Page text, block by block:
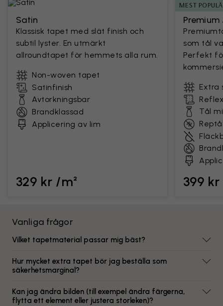
Satin
Klassisk tapet med slät finish och
subtil lyster. En utmärkt
allroundtapet för hemmets alla rum.
Non-woven tapet
Satinfinish
Avtorkningsbar
Brandklassad
Applicering av lim
329 kr /m²
MEST
som tål
Perfekt
Extra
Tål
399
Vanliga frågor
Vilket tapetmaterial passar mig bäst?
Hur mycket extra tapet bör jag beställa som
säkerhetsmarginal?
Kan jag ändra bilden (till exempel ändra färgerna,
flytta ett element eller justera storleken)?